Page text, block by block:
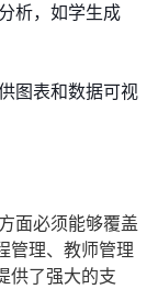
析，如学生成
图表和数据可视
面必须能够覆盖
管理、教师管理
供了强大的支